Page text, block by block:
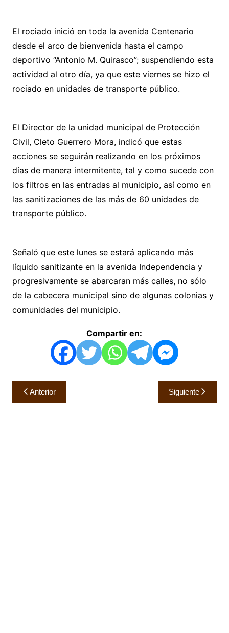
El rociado inició en toda la avenida Centenario
desde el arco de bienvenida hasta el campo
deportivo “Antonio M. Quirasco”; suspendiendo esta
actividad al otro día, ya que este viernes se hizo el
rociado en unidades de transporte público.
El Director de la unidad municipal de Protección
Civil, Cleto Guerrero Mora, indicó que estas
acciones se seguirán realizando en los próximos
días de manera intermitente, tal y como sucede con
los filtros en las entradas al municipio, así como en
las sanitizaciones de las más de 60 unidades de
transporte público.
Señaló que este lunes se estará aplicando más
líquido sanitizante en la avenida Independencia y
progresivamente se abarcaran más calles, no sólo
de la cabecera municipal sino de algunas colonias y
comunidades del municipio.
Compartir en:
Navegación
de
Anterior Siguiente